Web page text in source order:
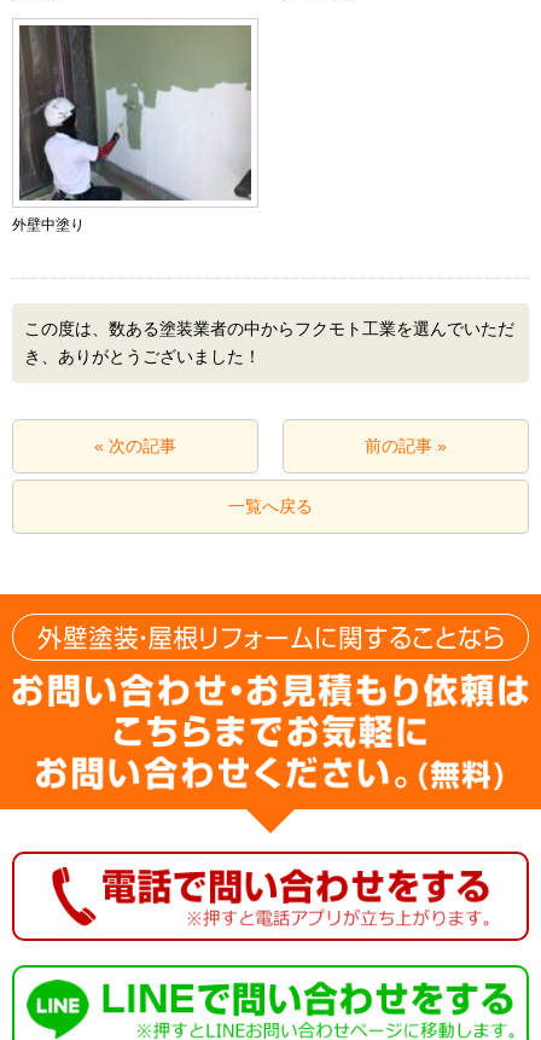
外壁中塗り
この度は、数ある塗装業者の中からフクモト工業を選んでいただ
き、ありがとうございました！
« 次の記事 前の記事 »
一覧へ戻る